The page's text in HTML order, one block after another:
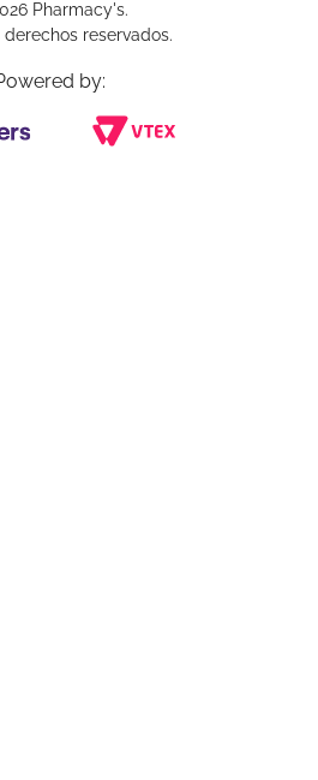
Pharmacy's.
derechos reservados.
by: